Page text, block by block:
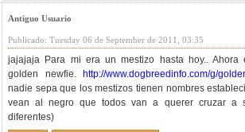
Antiguo Usuario
Publicado: Tuesday 06 de September de 2011, 03:35
jajajaja Para mi era un mestizo hasta hoy.. Ahora
golden newfie. http://www.dogbreedinfo.com/g/
nadie sepa que los mestizos tienen nombres
vean al negro que todos van a querer cruzar a
diferentes)